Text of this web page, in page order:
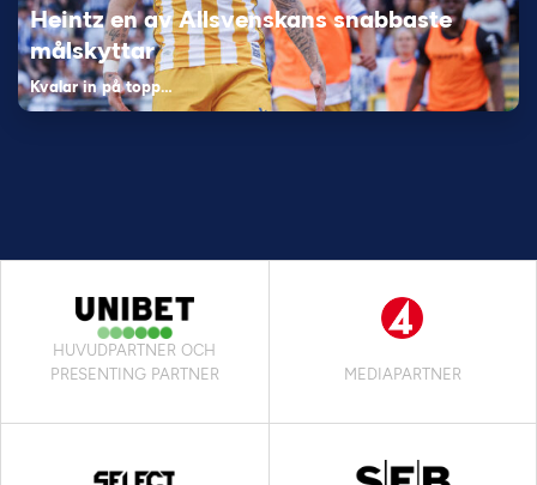
Heintz en av Allsvenskans snabbaste
målskyttar
Kvalar in på topp…
HUVUDPARTNER OCH
PRESENTING PARTNER
MEDIAPARTNER